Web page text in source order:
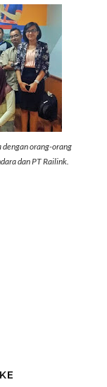
orang-orang
dan PT Railink.